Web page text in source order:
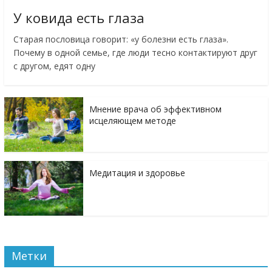
У ковида есть глаза
Старая пословица говорит: «у болезни есть глаза».
Почему в одной семье, где люди тесно контактируют друг
с другом, едят одну
Мнение врача об эффективном
исцеляющем методе
Медитация и здоровье
Метки